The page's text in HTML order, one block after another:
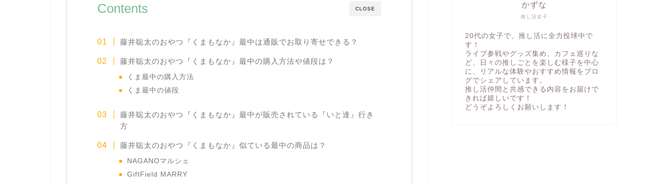
CLOSE
Contents
藤井聡太のおやつ『くまもなか』最中は通販でお取り寄せできる？
藤井聡太のおやつ『くまもなか』最中の購入方法や値段は？
くま最中の購入方法
くま最中の値段
藤井聡太のおやつ『くまもなか』最中が販売されている『いと達』行き
方
藤井聡太のおやつ『くまもなか』似ている最中の商品は？
NAGANOマルシェ
GiftField MARRY
推し活女子
かずな
20代の女子で、推し活に全力投球中で
す！
ライブ参戦やグッズ集め、カフェ巡りな
ど、日々の推しごとを楽しむ様子を中心
に、リアルな体験やおすすめ情報をブロ
グでシェアしています。
推し活仲間と共感できる内容をお届けで
きれば嬉しいです！
どうぞよろしくお願いします！